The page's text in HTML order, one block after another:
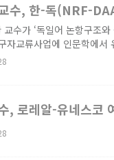
수, 한-독(NRF-
수가 ‘독일어 논항구조
교류사업에 인문학에서
, 로레알-유네스코